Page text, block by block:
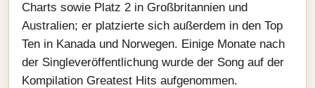
Charts sowie Platz 2 in Großbritannien und
Australien; er platzierte sich außerdem in den Top
Ten in Kanada und Norwegen. Einige Monate nach
der Singleveröffentlichung wurde der Song auf der
Kompilation Greatest Hits aufgenommen.